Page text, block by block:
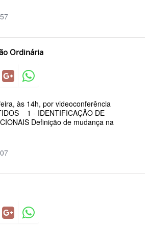
Ordinária
às 14h, por videoconferência
1 - IDENTIFICAÇÃO DE
Definição de mudança na